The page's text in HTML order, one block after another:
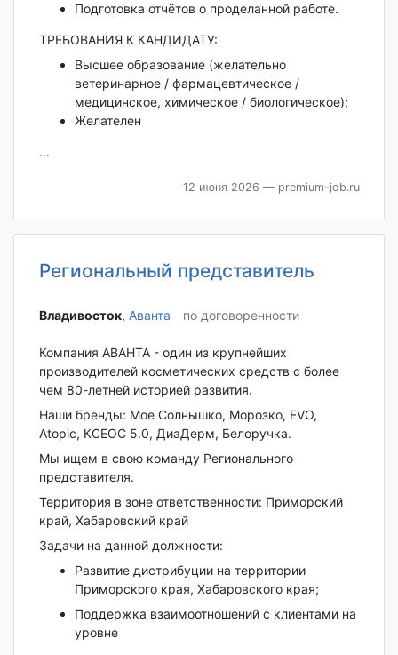
Подготовка отчётов о проделанной работе.
ТРЕБОВАНИЯ К КАНДИДАТУ:
Высшее образование (желательно
ветеринарное / фармацевтическое /
медицинское, химическое / биологическое);
Желателен
...
12 июня 2026 — premium-job.ru
Региональный представитель
Владивосток‎, Аванта по договоренности
Компания АВАНТА - один из крупнейших
производителей косметических средств с более
чем 80-летней историей развития.
Наши бренды: Мое Солнышко, Морозко, EVO,
Atopic, КСЕОС 5.0, ДиаДерм, Белоручка.
Мы ищем в свою команду Регионального
представителя.
Территория в зоне ответственности: Приморский
край, Хабаровский край
Задачи на данной должности:
Развитие дистрибуции на территории
Приморского края, Хабаровского края;
Поддержка взаимоотношений с клиентами на
уровне